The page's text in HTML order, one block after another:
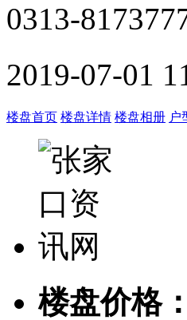
0313-
2019-07-01
楼盘首页 楼盘详情 楼盘相册 户
楼盘价格：